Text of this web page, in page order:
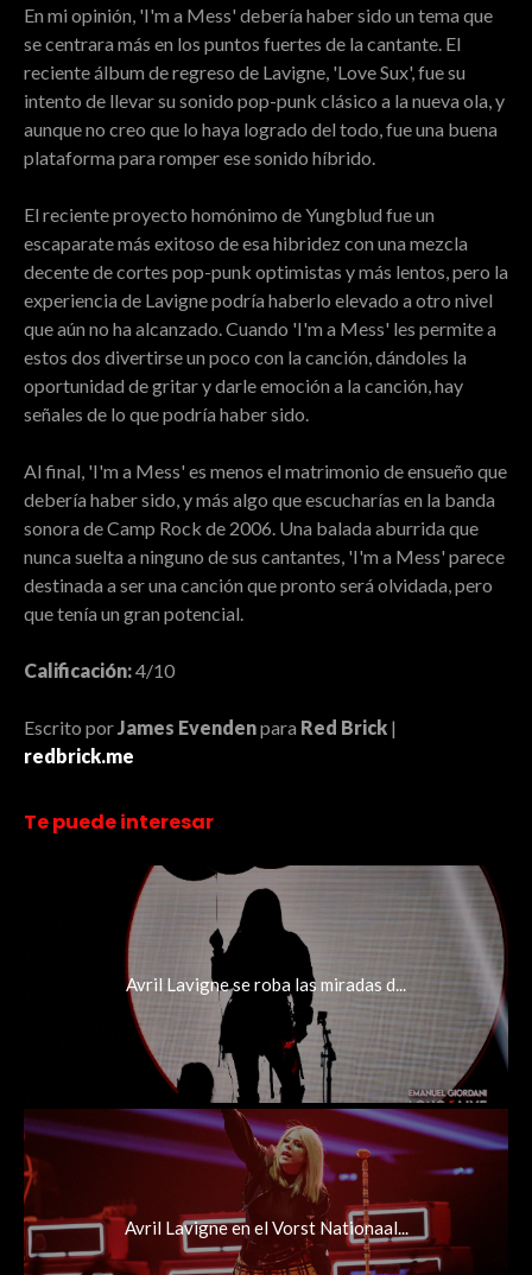
En mi opinión, 'I'm a Mess' debería haber sido un tema que
se centrara más en los puntos fuertes de la cantante. El
reciente álbum de regreso de Lavigne, 'Love Sux', fue su
intento de llevar su sonido pop-punk clásico a la nueva ola, y
aunque no creo que lo haya logrado del todo, fue una buena
plataforma para romper ese sonido híbrido.
El reciente proyecto homónimo de Yungblud fue un
escaparate más exitoso de esa hibridez con una mezcla
decente de cortes pop-punk optimistas y más lentos, pero la
experiencia de Lavigne podría haberlo elevado a otro nivel
que aún no ha alcanzado. Cuando 'I'm a Mess' les permite a
estos dos divertirse un poco con la canción, dándoles la
oportunidad de gritar y darle emoción a la canción, hay
señales de lo que podría haber sido.
Al final, 'I'm a Mess' es menos el matrimonio de ensueño que
debería haber sido, y más algo que escucharías en la banda
sonora de Camp Rock de 2006. Una balada aburrida que
nunca suelta a ninguno de sus cantantes, 'I'm a Mess' parece
destinada a ser una canción que pronto será olvidada, pero
que tenía un gran potencial.
Calificación:4/10
Escrito porJames Evendenpara Red Brick |
redbrick.me
Te puede interesar
Avril Lavigne se roba las miradas d...
Avril Lavigne en el Vorst Nationaal...